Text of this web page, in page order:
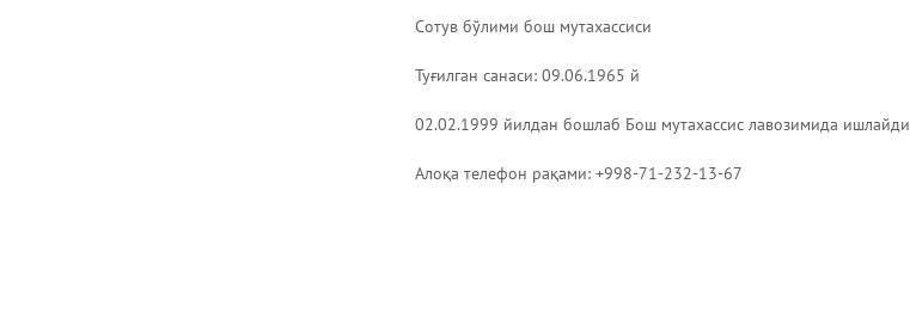
Сотув бўлими бош мутахассиси
Туғилган санаси: 09.06.1965 й
02.02.1999 йилдан бошлаб Бош мутахассис лавозимида ишлайди
Алоқа телефон рақами: +998-71-232-13-67